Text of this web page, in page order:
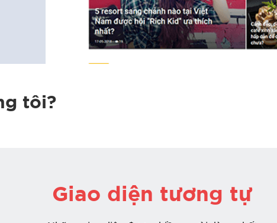
tôi?
Giao diện tương tự